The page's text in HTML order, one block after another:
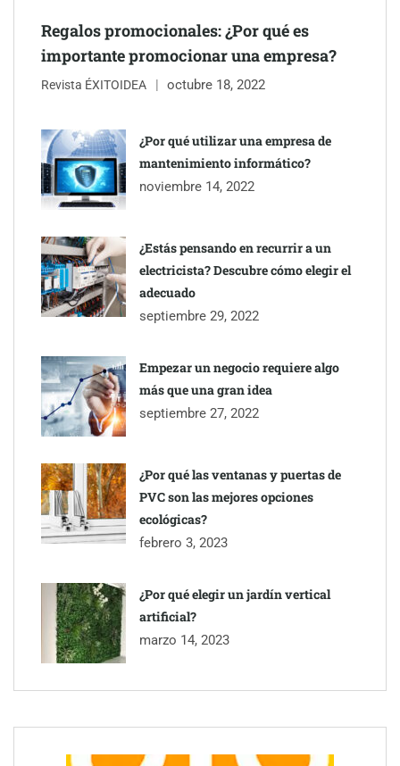
Eagle Waterproofing recomienda revisar la
impermeabilización de las viviendas antes de las vacaciones
Regalos promocionales: ¿Por qué es
importante promocionar una empresa?
Revista ÉXITOIDEA octubre 18, 2022
¿Por qué utilizar una empresa de
mantenimiento informático?
noviembre 14, 2022
¿Estás pensando en recurrir a un
electricista? Descubre cómo elegir el
adecuado
septiembre 29, 2022
Empezar un negocio requiere algo
más que una gran idea
septiembre 27, 2022
¿Por qué las ventanas y puertas de
PVC son las mejores opciones
ecológicas?
febrero 3, 2023
¿Por qué elegir un jardín vertical
artificial?
marzo 14, 2023